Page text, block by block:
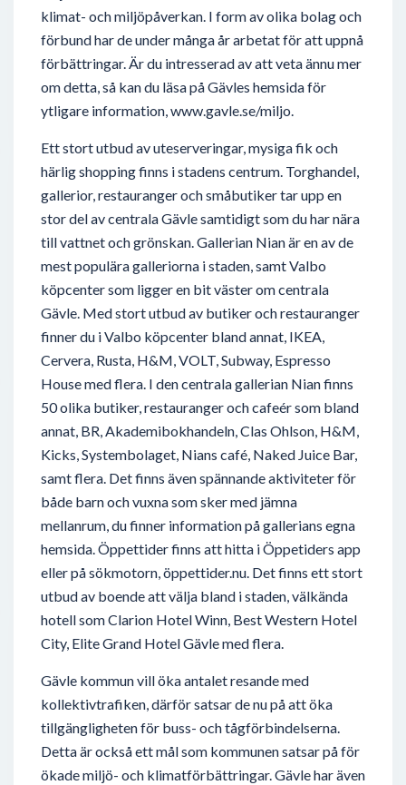
klimat- och miljöpåverkan. I form av olika bolag och
förbund har de under många år arbetat för att uppnå
förbättringar. Är du intresserad av att veta ännu mer
om detta, så kan du läsa på Gävles hemsida för
ytligare information, www.gavle.se/miljo.
Ett stort utbud av uteserveringar, mysiga fik och
härlig shopping finns i stadens centrum. Torghandel,
gallerior, restauranger och småbutiker tar upp en
stor del av centrala Gävle samtidigt som du har nära
till vattnet och grönskan. Gallerian Nian är en av de
mest populära galleriorna i staden, samt Valbo
köpcenter som ligger en bit väster om centrala
Gävle. Med stort utbud av butiker och restauranger
finner du i Valbo köpcenter bland annat, IKEA,
Cervera, Rusta, H&M, VOLT, Subway, Espresso
House med flera. I den centrala gallerian Nian finns
50 olika butiker, restauranger och cafeér som bland
annat, BR, Akademibokhandeln, Clas Ohlson, H&M,
Kicks, Systembolaget, Nians café, Naked Juice Bar,
samt flera. Det finns även spännande aktiviteter för
både barn och vuxna som sker med jämna
mellanrum, du finner information på gallerians egna
hemsida. Öppettider finns att hitta i Öppetiders app
eller på sökmotorn, öppettider.nu. Det finns ett stort
utbud av boende att välja bland i staden, välkända
hotell som Clarion Hotel Winn, Best Western Hotel
City, Elite Grand Hotel Gävle med flera.
Gävle kommun vill öka antalet resande med
kollektivtrafiken, därför satsar de nu på att öka
tillgängligheten för buss- och tågförbindelserna.
Detta är också ett mål som kommunen satsar på för
ökade miljö- och klimatförbättringar. Gävle har även